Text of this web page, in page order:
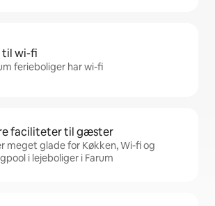
til wi-fi
ferieboliger har wi-fi
faciliteter til gæster
meget glade for Køkken, Wi-fi og
i lejeboliger i Farum